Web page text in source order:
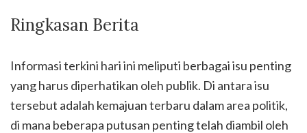
Ringkasan Berita
Informasi terkini hari ini meliputi berbagai isu penting
yang harus diperhatikan oleh publik. Di antara isu
tersebut adalah kemajuan terbaru dalam area politik,
di mana beberapa putusan penting telah diambil oleh